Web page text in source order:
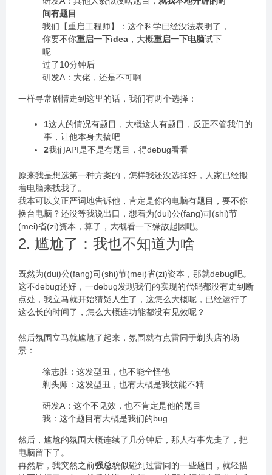
间有题目
我们【重启工程师】：这个科学已经没法表明了，
你要不你重启一下idea ，大概重启一下电脑试下
呢
过了10分钟后
研发A：大佬，还是不可啊
一样寻常剧情走到这里的话，我们有两个选择：
1这人的情况有题目，大概这人有题目，反正不管我们的
事，让他本身去搞吧
2我们API是不是有题目，得debug看看
原来我是想选第一种方案的，怎样我还没选择好，人家已经搬
着电脑来找我了。
我本可以义正严词地告诉他，肯定是你的电脑有题目，要不你
换台电脑？还没等我说出口，想着为(dui)公(fang)司(shi)节
(mei)省(zi)资本，算了，大概看一下缘故起因吧。
2. 尴尬了：我也不知道为啥
既然为(dui)公(fang)司(shi)节(mei)省(zi)资本，那就debug吧。
这不debug还好，一debug发现我们的实现的代码都没有走到断
点处，我立马就开始猜疑人生了，这怎么大概呢，已经运行了
这么长的时间了，怎么大概连功能都没有见效呢？
然后氛围立马就尴尬了起来，氛围就有点雷同于剃头店的场
景：
徐志胜：这发型丑，也不能全怪他
剃头师：这发型丑，也有大概是我技能不精
研发A：这个不见效，也不肯定是他的题目
我：这个题目有大概是我们的bug
然后，尴尬的氛围大概连续了几分钟后，那人有事先走了，把
电脑留下了。
再然后，我突然之前强总貌似碰到过雷同的一些题目，就轻描